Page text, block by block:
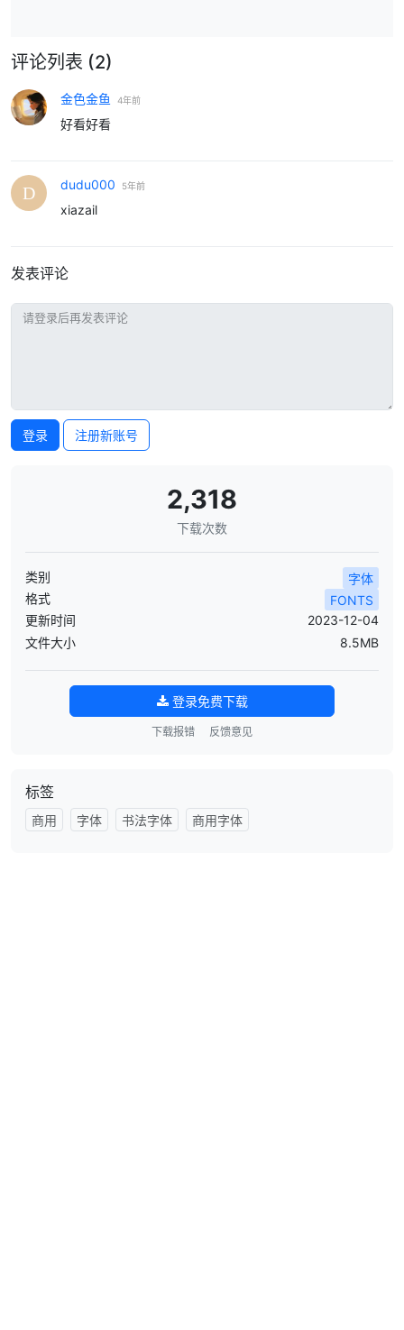
评论列表 (2)
金色金鱼 4年前
好看好看
dudu000 5年前
xiazail
发表评论
登录 注册新账号
2,318
下载次数
类别
字体
格式
FONTS
更新时间
2023-12-04
文件大小
8.5MB
登录免费下载
下载报错 反馈意见
标签
商用 字体 书法字体 商用字体